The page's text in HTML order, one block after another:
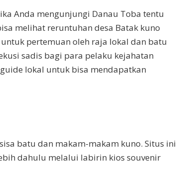
Anda mengunjungi Danau Toba tentu
melihat reruntuhan desa Batak kuno
pertemuan oleh raja lokal dan batu
sadis bagi para pelaku kejahatan
lokal untuk bisa mendapatkan
batu dan makam-makam kuno. Situs ini
dahulu melalui labirin kios souvenir